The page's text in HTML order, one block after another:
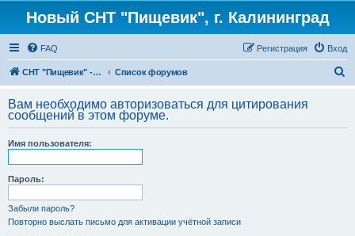
Новый СНТ "Пищевик", г. Калининград
FAQ Вход
Регистрация
СНТ "Пищевик" - возвращение на Главную страницу Список форумов
с
Вам необходимо авторизоваться для цитирования
сообщений в этом форуме.
Имя пользователя:
Пароль:
Забыли пароль?
Повторно выслать письмо для активации учётной записи